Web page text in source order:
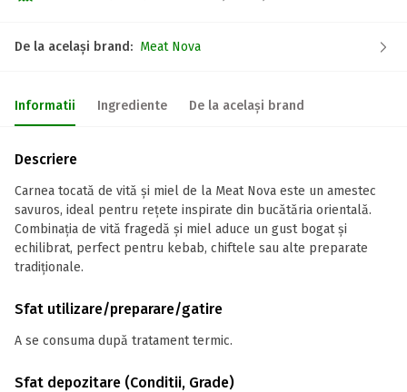
De la același brand: Meat Nova
Informatii Ingrediente De la același brand
Descriere
Carnea tocată de vită și miel de la Meat Nova este un amestec
savuros, ideal pentru rețete inspirate din bucătăria orientală.
Combinația de vită fragedă și miel aduce un gust bogat și
echilibrat, perfect pentru kebab, chiftele sau alte preparate
tradiționale.
Sfat utilizare/preparare/gatire
A se consuma după tratament termic.
Sfat depozitare (Conditii, Grade)